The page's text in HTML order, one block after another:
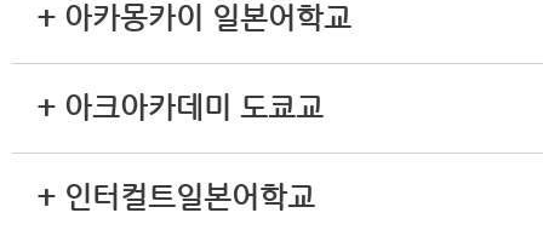
+ 아카몽카이 일본어학교
+ 아크아카데미 도쿄교
+ 인터컬트일본어학교